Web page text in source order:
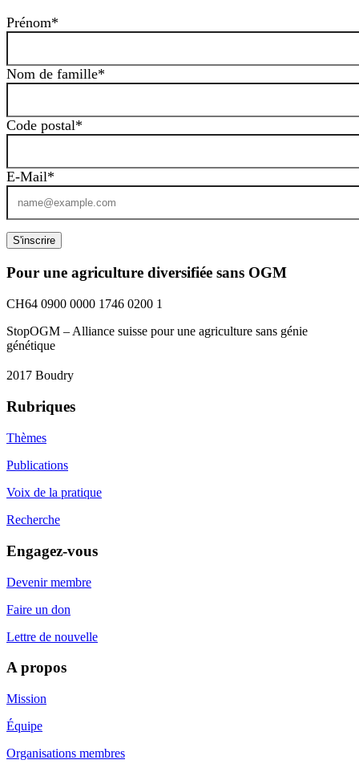
Pré­nom*
Nom de famil­le*
Code postal*
E‑Mail*
S'inscrire
Pour une agriculture diversifiée sans OGM
CH64 0900 0000 1746 0200 1
StopOGM – Alliance suisse pour une agriculture sans génie
génétique
2017 Boudry
Rubriques
Thèmes
Publications
Voix de la pratique
Recherche
Engagez-vous
Devenir membre
Faire un don
Lettre de nouvelle
A propos
Mission
Équipe
Organisations membres